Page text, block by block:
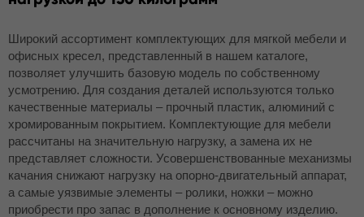
Широкий ассортимент комплектующих для мягкой мебели и
офисных кресел, представленный в нашем каталоге,
позволяет улучшить базовую модель по собственному
усмотрению. Для создания деталей используются только
качественные материалы – прочный пластик, алюминий с
хромированным покрытием. Комплектующие для мебели
рассчитаны на значительную нагрузку, а замена их не
представляет сложности. Усовершенствованные механизмы
качания снижают нагрузку на опорно-двигательный аппарат,
а самые уязвимые элементы – ролики, ножки – можно
приобрести про запас в дополнение к основному изделию.